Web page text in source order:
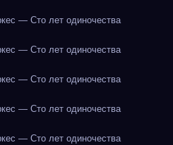
— Сто лет одиночества
— Сто лет одиночества
— Сто лет одиночества
— Сто лет одиночества
— Сто лет одиночества